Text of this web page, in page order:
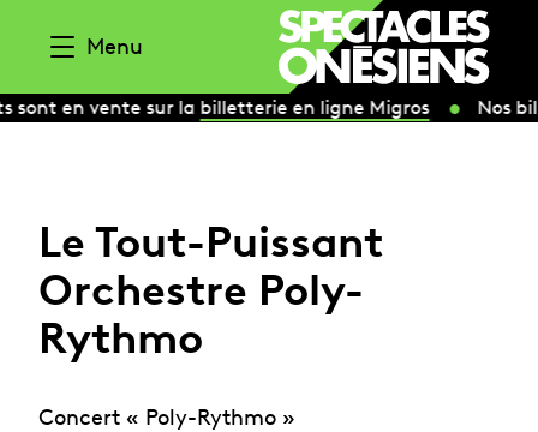
Menu
sont en vente sur labilletterie en ligne Migros Nos
Le Tout-Puissant
Orchestre Poly-
Rythmo
Concert « Poly-Rythmo »